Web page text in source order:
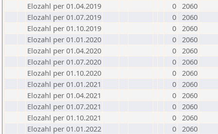
Elozahl per 01.04.2019
0 2060
Elozahl per 01.07.2019
0 2060
Elozahl per 01.10.2019
0 2060
Elozahl per 01.01.2020
0 2060
Elozahl per 01.04.2020
0 2060
Elozahl per 01.07.2020
0 2060
Elozahl per 01.10.2020
0 2060
Elozahl per 01.01.2021
0 2060
Elozahl per 01.04.2021
0 2060
Elozahl per 01.07.2021
0 2060
Elozahl per 01.10.2021
0 2060
Elozahl per 01.01.2022
0 2060